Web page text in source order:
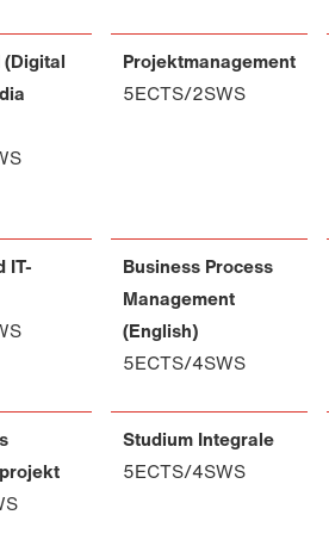
Projektmanagement
5ECTS/2SWS
IT-
Business Process
Management
(English)
5ECTS/4SWS
Studium Integrale
5ECTS/4SWS